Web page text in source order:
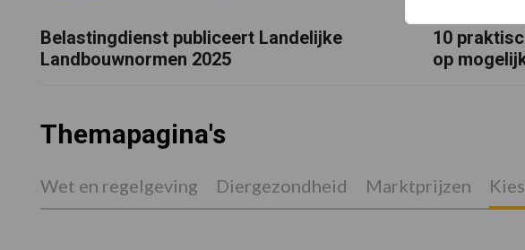
Belastingdienst publiceert Landelijke
Landbouwnormen 2025
10
op
Themapagina's
Wet en regelgeving Diergezondheid Marktprijzen